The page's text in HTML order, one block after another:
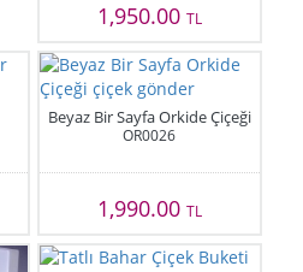
1,950.00 TL
Beyaz Bir Sayfa Orkide Çiçeği
OR0026
1,990.00 TL